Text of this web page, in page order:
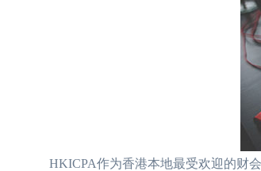
HKICPA作为香港本地最受欢迎的财会